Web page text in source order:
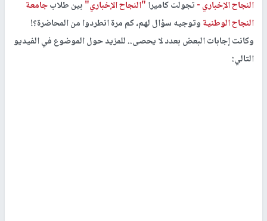
النجاح الإخباري -تجولت كاميرا"النجاح الإخباري"بين طلابجامعة
النجاح الوطنيةوتوجيه سؤال لهم، كم مرة انطردوا من المحاضرة؟!
وكانت إجابات البعض بعدد لا يحصى.. للمزيد حول الموضوع في الفيديو
التالي: